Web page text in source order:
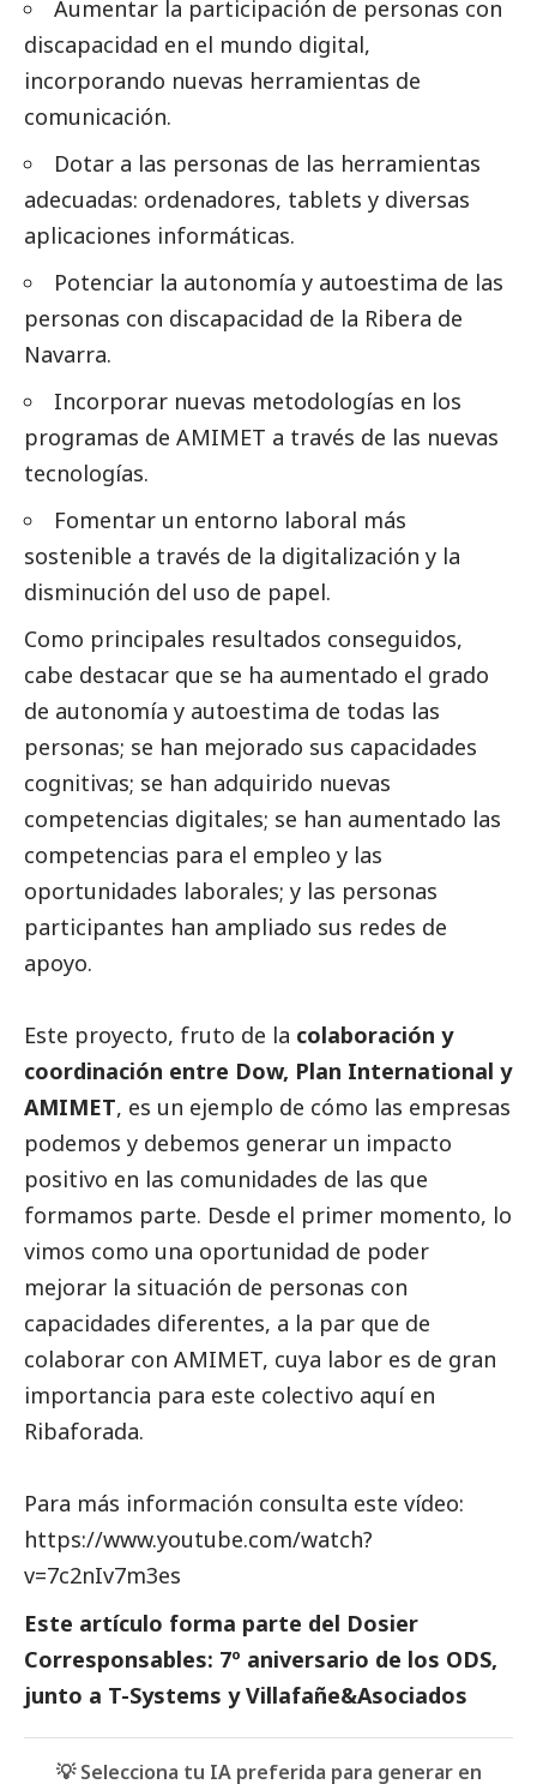
Aumentar la participación de personas con
discapacidad en el mundo digital,
incorporando nuevas herramientas de
comunicación.
Dotar a las personas de las herramientas
adecuadas: ordenadores, tablets y diversas
aplicaciones informáticas.
Potenciar la autonomía y autoestima de las
personas con discapacidad de la Ribera de
Navarra.
Incorporar nuevas metodologías en los
programas de AMIMET a través de las nuevas
tecnologías.
Fomentar un entorno laboral más
sostenible a través de la digitalización y la
disminución del uso de papel.
Como principales resultados conseguidos,
cabe destacar que se ha aumentado el grado
de autonomía y autoestima de todas las
personas; se han mejorado sus capacidades
cognitivas; se han adquirido nuevas
competencias digitales; se han aumentado las
competencias para el empleo y las
oportunidades laborales; y las personas
participantes han ampliado sus redes de
apoyo.
Este proyecto, fruto de la colaboración y
coordinación entre Dow, Plan International y
AMIMET, es un ejemplo de cómo las empresas
podemos y debemos generar un impacto
positivo en las comunidades de las que
formamos parte. Desde el primer momento, lo
vimos como una oportunidad de poder
mejorar la situación de personas con
capacidades diferentes, a la par que de
colaborar con AMIMET, cuya labor es de gran
importancia para este colectivo aquí en
Ribaforada.
Para más información consulta este vídeo:
https://www.youtube.com/watch?
v=7c2nIv7m3es
Este artículo forma parte del Dosier
Corresponsables: 7º aniversario de los ODS,
junto a T-Systems y Villafañe&Asociados
💡 Selecciona tu IA preferida para generar en